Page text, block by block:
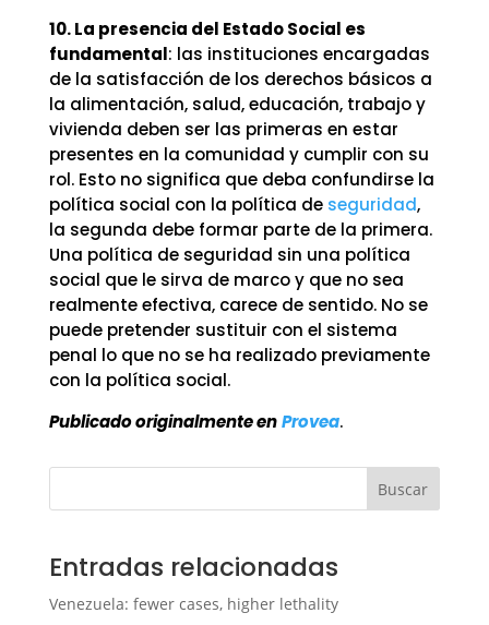
10. La presencia del Estado Social es
fundamental: las instituciones encargadas
de la satisfacción de los derechos básicos a
la alimentación, salud, educación, trabajo y
vivienda deben ser las primeras en estar
presentes en la comunidad y cumplir con su
rol. Esto no significa que deba confundirse la
política social con la política de seguridad,
la segunda debe formar parte de la primera.
Una política de seguridad sin una política
social que le sirva de marco y que no sea
realmente efectiva, carece de sentido. No se
puede pretender sustituir con el sistema
penal lo que no se ha realizado previamente
con la política social.
Publicado originalmente en Provea.
Buscar
Entradas relacionadas
Venezuela: fewer cases, higher lethality